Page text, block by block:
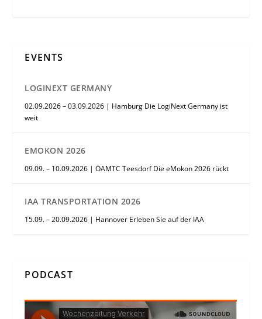
EVENTS
LOGINEXT GERMANY
02.09.2026 – 03.09.2026 | Hamburg Die LogiNext Germany ist
weit
EMOKON 2026
09.09. – 10.09.2026 | ÖAMTC Teesdorf Die eMokon 2026 rückt
IAA TRANSPORTATION 2026
15.09. – 20.09.2026 | Hannover Erleben Sie auf der IAA
PODCAST